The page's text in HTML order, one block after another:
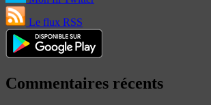
Le flux RSS
Commentaires récents